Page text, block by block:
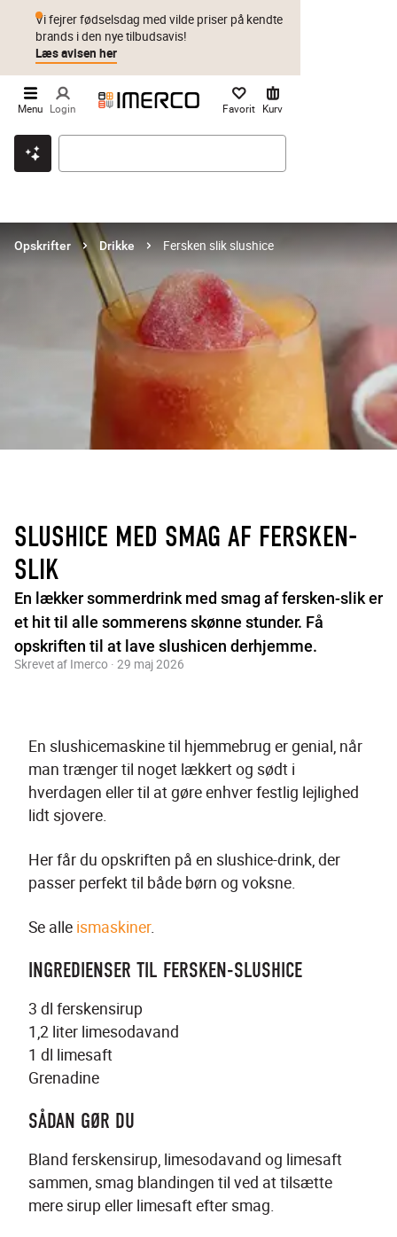
Klik & hent Byt i 1 år Prismatch
Vi fejrer fødselsdag med vilde priser på kendte
brands i den nye tilbudsavis!
Læs avisen her
Menu Login Favorit Kurv
Opskrifter Drikke Fersken slik slushice
SLUSHICE MED SMAG AF FERSKEN-
SLIK
En lækker sommerdrink med smag af fersken-slik er
et hit til alle sommerens skønne stunder. Få
opskriften til at lave slushicen derhjemme.
Skrevet af Imerco · 29 maj 2026
En slushicemaskine til hjemmebrug er genial, når
man trænger til noget lækkert og sødt i
hverdagen eller til at gøre enhver festlig lejlighed
lidt sjovere.
Her får du opskriften på en slushice-drink, der
passer perfekt til både børn og voksne.
Se alle ismaskiner.
INGREDIENSER TIL FERSKEN-SLUSHICE
3 dl ferskensirup
1,2 liter limesodavand
1 dl limesaft
Grenadine
SÅDAN GØR DU
Bland ferskensirup, limesodavand og limesaft
sammen, smag blandingen til ved at tilsætte
mere sirup eller limesaft efter smag.